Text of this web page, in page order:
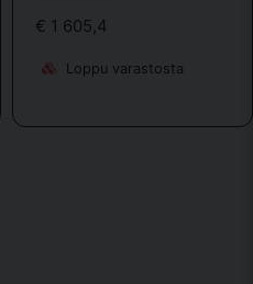
€ 1 605,4
Loppu varastosta